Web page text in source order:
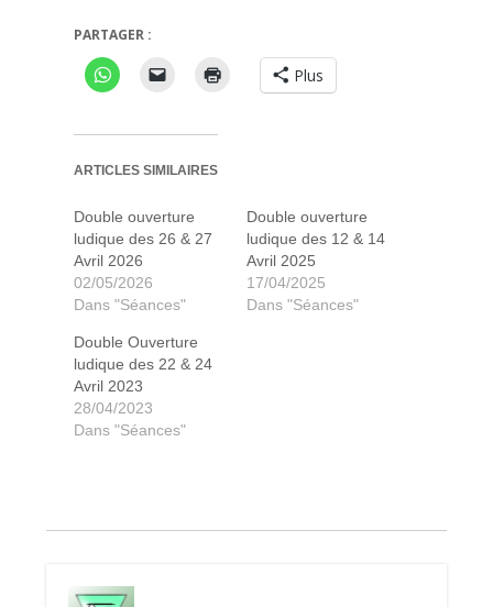
Chats de poche
La danse des vampires
Tokyo Train
So Clover
Sky Team
Forêt Mixte
Ancient Knowledge
Les Colons de Catane
Notre-Dame
Underwater Cities
Gosu : Kamakor
Puerto Rico
Sur les traces de Darwin
Order Overload Cafe
Skull King
Forêt Mixte
Dépôt Bourse aux jeux
Cartons Bourse aux jeux
PARTAGER :
Plus
ARTICLES SIMILAIRES
Double ouverture
ludique des 26 & 27
Avril 2026
02/05/2026
Dans "Séances"
Double ouverture
ludique des 12 & 14
Avril 2025
17/04/2025
Dans "Séances"
Double Ouverture
ludique des 22 & 24
Avril 2023
28/04/2023
Dans "Séances"